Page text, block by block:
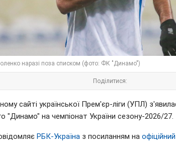
наразі поза списком (фото: ФК "Динамо")
Поділитися:
сайті української Прем'єр-ліги (УПЛ)
"Динамо" на чемпіонат України сезону-2026/27.
РБК-Україна з посиланням на